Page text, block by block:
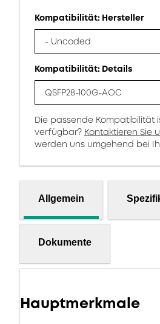
Kompatibilität: Hersteller
- Uncoded
Kompatibilität: Details
QSFP28-100G-AOC
Die passende Kompatibilität
verfügbar? Kontaktieren Sie
werden uns umgehend bei
Allgemein
Dokumente
Hauptmerkmale